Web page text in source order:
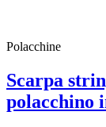
Polacchine
Scarpa
polacchino